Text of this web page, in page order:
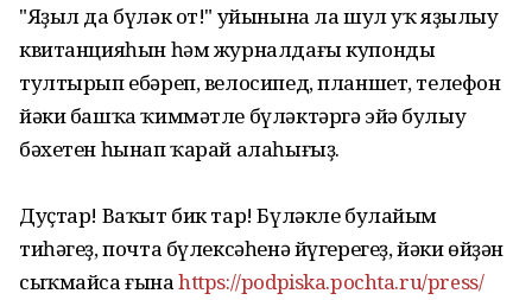
"Яҙыл да бүләк от!" уйынына ла шул уҡ яҙылыу
квитанцияһын һәм журналдағы купонды
тултырып ебәреп, велосипед, планшет, телефон
йәки башҡа ҡиммәтле бүләктәргә эйә булыу
бәхетен һынап ҡарай алаһығыҙ.
Дуҫтар! Ваҡыт бик тар! Бүләкле булайым
тиһәгеҙ, почта бүлексәһенә йүгерегеҙ, йәки өйҙән
сыҡмайса ғынаhttps://podpiska.pochta.ru/press/